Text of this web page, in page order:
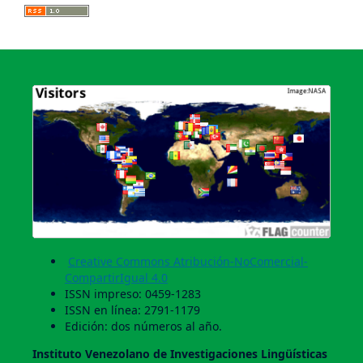
Creative Commons Atribución-NoComercial-
CompartirIgual 4.0
ISSN impreso: 0459-1283
ISSN en línea: 2791-1179
Edición: dos números al año.
Instituto Venezolano de Investigaciones Lingüí­sticas